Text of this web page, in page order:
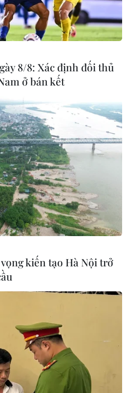
lãnh sự cho nhà sáng
sự cho nhà sáng lập mạng
người vừa bị bắt giữ tại
ngăn chặn tội phạm trên ứng
8/8: Xác định đối thủ
ở bán kết
kiến tạo Hà Nội trở